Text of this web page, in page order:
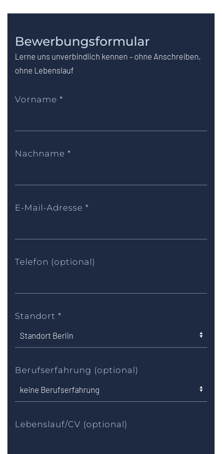
Bewerbungsformular
Lerne uns unverbindlich kennen – ohne Anschreiben,
ohne Lebenslauf
Vorname *
Nachname *
E-Mail-Adresse *
Telefon (optional)
Standort *
Berufserfahrung (optional)
Lebenslauf/CV (optional)